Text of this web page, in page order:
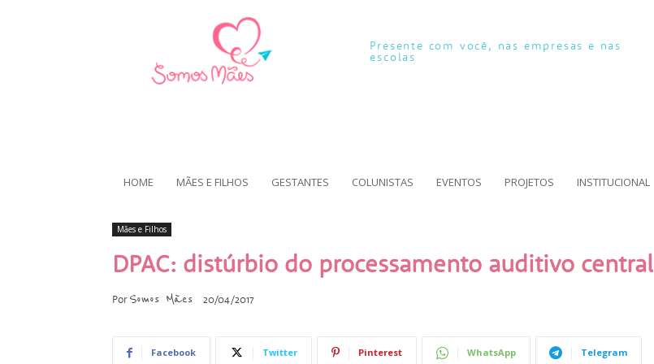
Presente com você, nas empresas e nas
escolas
HOME MÃES E FILHOS GESTANTES COLUNISTAS EVENTOS PROJETOS INSTITUCIONAL
Mães e Filhos
DPAC: distúrbio do processamento auditivo central
Por Somos Mães 20/04/2017
Facebook Twitter Pinterest WhatsApp Telegram